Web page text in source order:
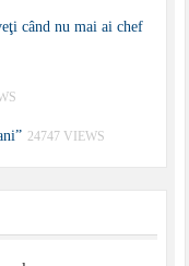
când nu mai ai chef
24747 VIEWS